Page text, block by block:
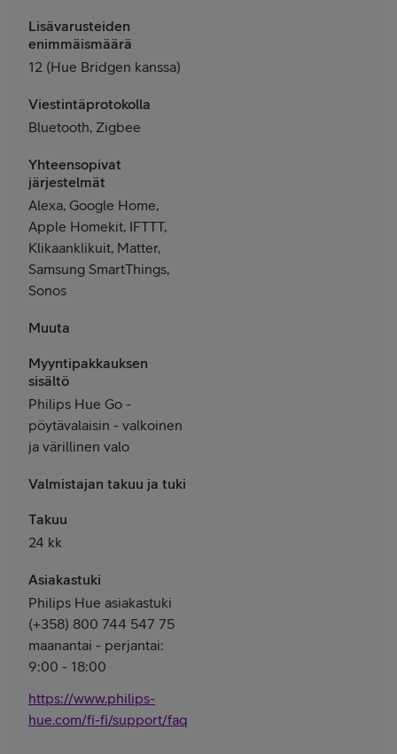
Lisävarusteiden
enimmäismäärä
12 (Hue Bridgen kanssa)
Viestintäprotokolla
Bluetooth, Zigbee
Yhteensopivat
järjestelmät
Alexa, Google Home,
Apple Homekit, IFTTT,
Klikaanklikuit, Matter,
Samsung SmartThings,
Sonos
Muuta
Myyntipakkauksen
sisältö
Philips Hue Go -
pöytävalaisin - valkoinen
ja värillinen valo
Valmistajan takuu ja tuki
Takuu
24 kk
Asiakastuki
Philips Hue asiakastuki
(+358) 800 744 547 75
maanantai - perjantai:
9:00 - 18:00
https://www.philips-
hue.com/fi-fi/support/faq